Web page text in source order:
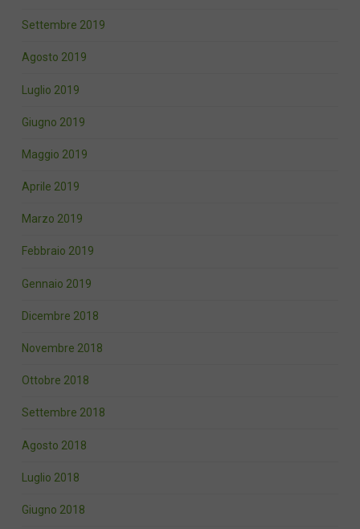
Settembre 2019
Agosto 2019
Luglio 2019
Giugno 2019
Maggio 2019
Aprile 2019
Marzo 2019
Febbraio 2019
Gennaio 2019
Dicembre 2018
Novembre 2018
Ottobre 2018
Settembre 2018
Agosto 2018
Luglio 2018
Giugno 2018